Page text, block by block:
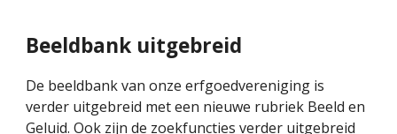
Beeldbank uitgebreid
De beeldbank van onze erfgoedvereniging is
verder uitgebreid met een nieuwe rubriek Beeld en
Geluid. Ook zijn de zoekfuncties verder uitgebreid